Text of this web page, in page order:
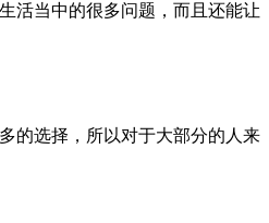
活当中的很多问题，而且还能让
的选择，所以对于大部分的人来